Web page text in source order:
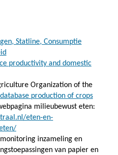
Statline, Consumptie
productivity and domestic
Organization of the
production of crops
milieubewust eten:
eten-en-
monitoring inzameling en
van papier en